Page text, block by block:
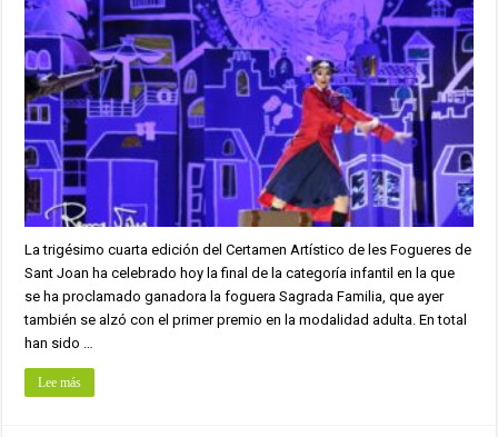
La trigésimo cuarta edición del Certamen Artístico de les Fogueres de
Sant Joan ha celebrado hoy la final de la categoría infantil en la que
se ha proclamado ganadora la foguera Sagrada Familia, que ayer
también se alzó con el primer premio en la modalidad adulta. En total
han sido …
Lee más